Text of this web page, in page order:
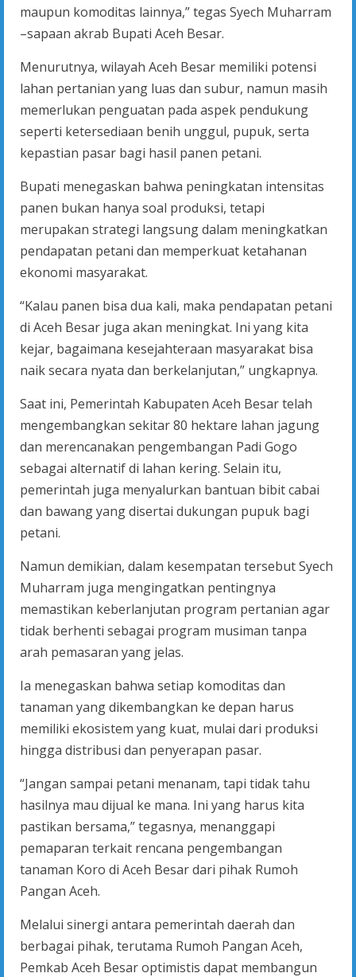
maupun komoditas lainnya,” tegas Syech Muharram
–sapaan akrab Bupati Aceh Besar.
Menurutnya, wilayah Aceh Besar memiliki potensi
lahan pertanian yang luas dan subur, namun masih
memerlukan penguatan pada aspek pendukung
seperti ketersediaan benih unggul, pupuk, serta
kepastian pasar bagi hasil panen petani.
Bupati menegaskan bahwa peningkatan intensitas
panen bukan hanya soal produksi, tetapi
merupakan strategi langsung dalam meningkatkan
pendapatan petani dan memperkuat ketahanan
ekonomi masyarakat.
“Kalau panen bisa dua kali, maka pendapatan petani
di Aceh Besar juga akan meningkat. Ini yang kita
kejar, bagaimana kesejahteraan masyarakat bisa
naik secara nyata dan berkelanjutan,” ungkapnya.
Saat ini, Pemerintah Kabupaten Aceh Besar telah
mengembangkan sekitar 80 hektare lahan jagung
dan merencanakan pengembangan Padi Gogo
sebagai alternatif di lahan kering. Selain itu,
pemerintah juga menyalurkan bantuan bibit cabai
dan bawang yang disertai dukungan pupuk bagi
petani.
Namun demikian, dalam kesempatan tersebut Syech
Muharram juga mengingatkan pentingnya
memastikan keberlanjutan program pertanian agar
tidak berhenti sebagai program musiman tanpa
arah pemasaran yang jelas.
Ia menegaskan bahwa setiap komoditas dan
tanaman yang dikembangkan ke depan harus
memiliki ekosistem yang kuat, mulai dari produksi
hingga distribusi dan penyerapan pasar.
“Jangan sampai petani menanam, tapi tidak tahu
hasilnya mau dijual ke mana. Ini yang harus kita
pastikan bersama,” tegasnya, menanggapi
pemaparan terkait rencana pengembangan
tanaman Koro di Aceh Besar dari pihak Rumoh
Pangan Aceh.
Melalui sinergi antara pemerintah daerah dan
berbagai pihak, terutama Rumoh Pangan Aceh,
Pemkab Aceh Besar optimistis dapat membangun